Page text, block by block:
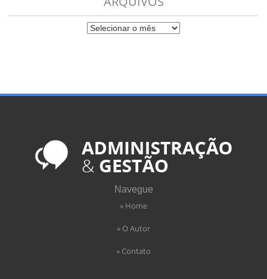
Navegue
» Home
» O Autor
» Contato